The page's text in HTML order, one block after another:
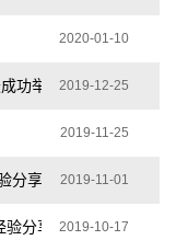
2020-01-10
功举办2019-12-25
2019-11-25
分享与合作平台”——“
2019-11-01
分享与合作平台” “中
2019-10-17